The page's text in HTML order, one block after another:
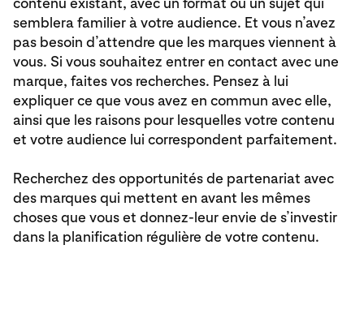
semblera familier à votre audience. Et vous n’avez
pas besoin d’attendre que les marques viennent à
vous. Si vous souhaitez entrer en contact avec une
marque, faites vos recherches. Pensez à lui
expliquer ce que vous avez en commun avec elle,
ainsi que les raisons pour lesquelles votre contenu
et votre audience lui correspondent parfaitement.
Recherchez des opportunités de partenariat avec
des marques qui mettent en avant les mêmes
choses que vous et donnez-leur envie de s’investir
dans la planification régulière de votre contenu.